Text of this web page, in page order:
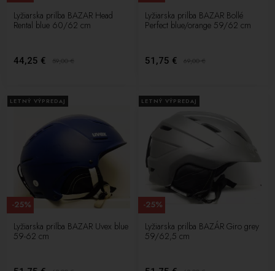
Lyžiarska prilba BAZAR Head
Rental blue 60/62 cm
44,25 € 59,00€
Lyžiarska prilba BAZAR Bollé
Perfect blue/orange 59/62 cm
51,75 € 69,00€
LETNÝ VÝPREDAJ
Lyžiarska prilba BAZAR Uvex blue
59-62 cm
-25%
LETNÝ VÝPREDAJ
Lyžiarska prilba BAZÁR Giro grey
59/62,5 cm
-25%